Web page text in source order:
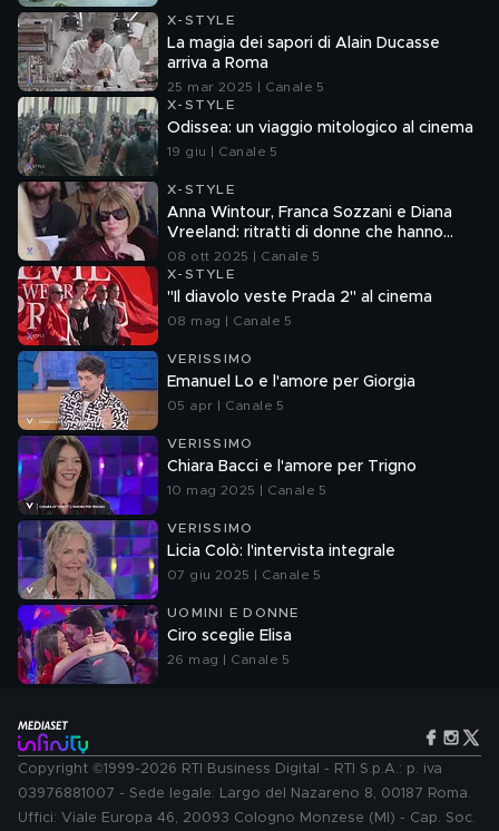
X-STYLE
La magia dei sapori di Alain Ducasse
arriva a Roma
25 mar 2025 | Canale 5
X-STYLE
Odissea: un viaggio mitologico al cinema
19 giu | Canale 5
X-STYLE
Anna Wintour, Franca Sozzani e Diana
Vreeland: ritratti di donne che hanno
dettato tendenze
08 ott 2025 | Canale 5
X-STYLE
"Il diavolo veste Prada 2" al cinema
08 mag | Canale 5
VERISSIMO
Emanuel Lo e l'amore per Giorgia
05 apr | Canale 5
VERISSIMO
Chiara Bacci e l'amore per Trigno
10 mag 2025 | Canale 5
VERISSIMO
Licia Colò: l'intervista integrale
07 giu 2025 | Canale 5
UOMINI E DONNE
Ciro sceglie Elisa
26 mag | Canale 5
Copyright ©1999-2026 RTI Business Digital - RTI S.p.A.: p. iva
03976881007 - Sede legale: Largo del Nazareno 8, 00187 Roma.
Uffici: Viale Europa 46, 20093 Cologno Monzese (MI) - Cap. Soc.